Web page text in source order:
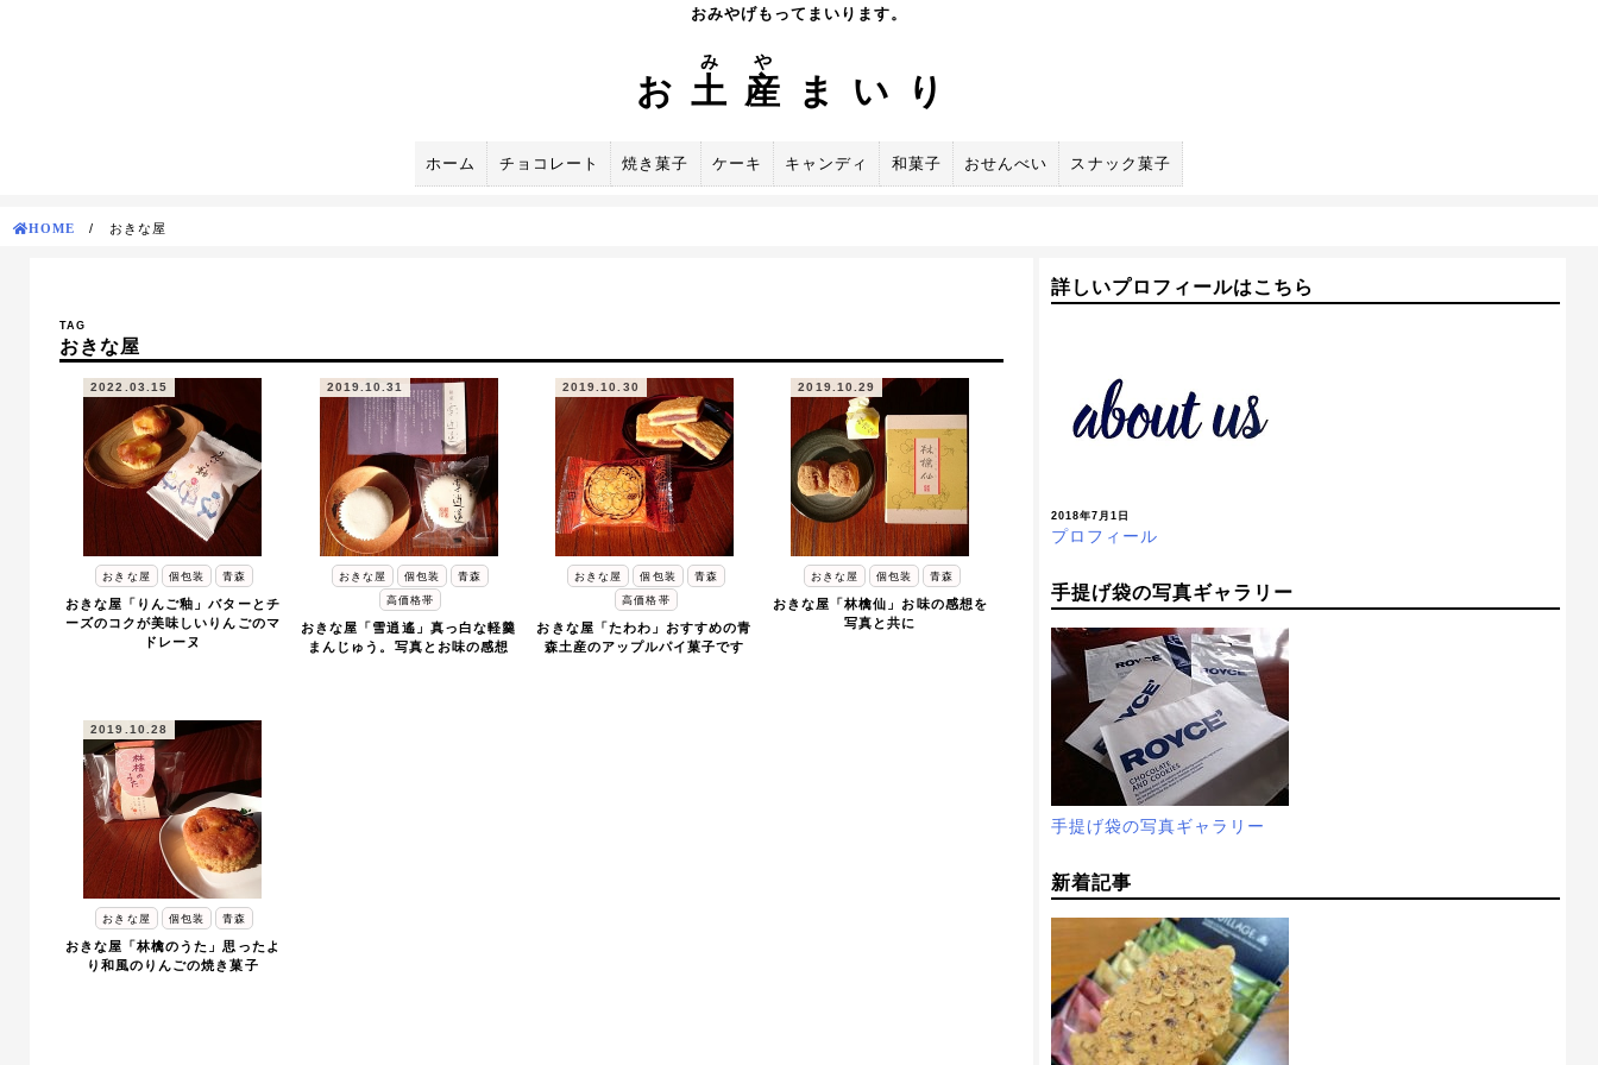
おみやげもってまいります。
お 土
み
産
や
まいり
ホーム チョコレート 焼き菓子 ケーキ キャンディ 和菓子 おせんべい スナック菓子
HOME / おきな屋
TAG
おきな屋
2022.03.15
おきな屋 個包装 青森
おきな屋「りんご釉」バターとチ
ーズのコクが美味しいりんごのマ
ドレーヌ
2019.10.31
おきな屋 個包装
青森
高価格帯
おきな屋「雪逍遙」真っ白な軽羹
まんじゅう。写真とお味の感想
2019.10.30
おきな屋 個包装
青森
高価格帯
おきな屋「たわわ」おすすめの青
森土産のアップルパイ菓子です
2019.10.29
おきな屋 個包装 青森
おきな屋「林檎仙」お味の感想を
写真と共に
2019.10.28
おきな屋 個包装 青森
おきな屋「林檎のうた」思ったよ
り和風のりんごの焼き菓子
詳しいプロフィールはこちら
2018年7月1日
プロフィール
手提げ袋の写真ギャラリー
手提げ袋の写真ギャラリー
新着記事